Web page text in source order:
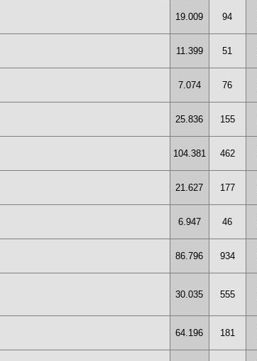
19.009 94
11.399 51
7.074 76
25.836 155
104.381 462
21.627 177
6.947 46
86.796 934
30.035 555
64.196 181